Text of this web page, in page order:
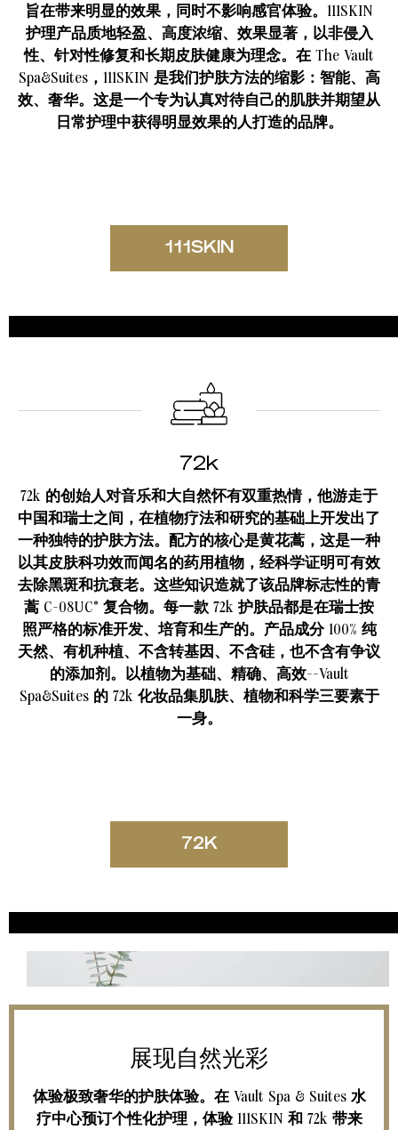
旨在带来明显的效果，同时不影响感官体验。111SKIN
护理产品质地轻盈、高度浓缩、效果显著，以非侵入
性、针对性修复和长期皮肤健康为理念。在 The Vault
Spa&Suites，111SKIN 是我们护肤方法的缩影：智能、高
效、奢华。这是一个专为认真对待自己的肌肤并期望从
日常护理中获得明显效果的人打造的品牌。
111SKIN
72k
72k 的创始人对音乐和大自然怀有双重热情，他游走于
中国和瑞士之间，在植物疗法和研究的基础上开发出了
一种独特的护肤方法。配方的核心是黄花蒿，这是一种
以其皮肤科功效而闻名的药用植物，经科学证明可有效
去除黑斑和抗衰老。这些知识造就了该品牌标志性的青
蒿 C-08UC® 复合物。每一款 72k 护肤品都是在瑞士按
照严格的标准开发、培育和生产的。产品成分 100% 纯
天然、有机种植、不含转基因、不含硅，也不含有争议
的添加剂。以植物为基础、精确、高效--Vault
Spa&Suites 的 72k 化妆品集肌肤、植物和科学三要素于
一身。
72K
展现自然光彩
体验极致奢华的护肤体验。在 Vault Spa & Suites 水
疗中心预订个性化护理，体验 111SKIN 和 72k 带来